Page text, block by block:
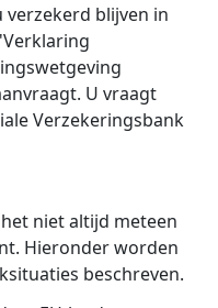
verzekerd blijven in
U vraagt
Verzekeringsbank
niet altijd meteen
Hieronder worden
beschreven.